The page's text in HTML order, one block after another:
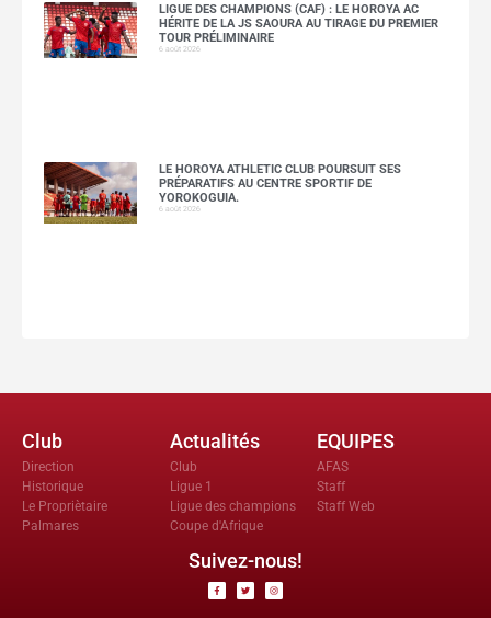
LIGUE DES CHAMPIONS (CAF) : LE HOROYA AC
HÉRITE DE LA JS SAOURA AU TIRAGE DU PREMIER
TOUR PRÉLIMINAIRE
6 août 2026
LE HOROYA ATHLETIC CLUB POURSUIT SES
PRÉPARATIFS AU CENTRE SPORTIF DE
YOROKOGUIA.
6 août 2026
Club
Direction
Historique
Le Propriètaire
Palmares
Actualités
Club
Ligue 1
Ligue des champions
Coupe d'Afrique
EQUIPES
AFAS
Staff
Staff Web
Suivez-nous!